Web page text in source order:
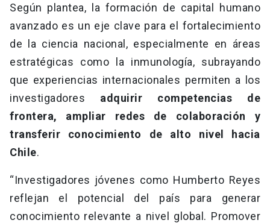
Según plantea, la formación de capital humano
avanzado es un eje clave para el fortalecimiento
de la ciencia nacional, especialmente en áreas
estratégicas como la inmunología, subrayando
que experiencias internacionales permiten a los
investigadores adquirir competencias de
frontera, ampliar redes de colaboración y
transferir conocimiento de alto nivel hacia
Chile.
“Investigadores jóvenes como Humberto Reyes
reflejan el potencial del país para generar
conocimiento relevante a nivel global. Promover